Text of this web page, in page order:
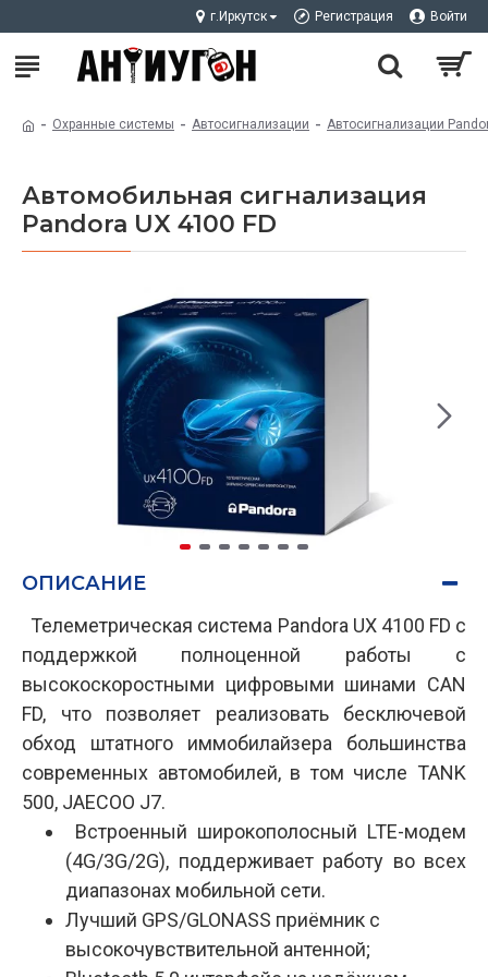
г.Иркутск Регистрация Войти
Охранные системы Автосигнализации Автосигнализации
Автомобильная сигнализация
Pandora UX 4100 FD
ОПИСАНИЕ
Телеметрическая система Pandora UX 4100 FD с
поддержкой полноценной работы с
высокоскоростными цифровыми шинами CAN
FD, что позволяет реализовать бесключевой
обход штатного иммобилайзера большинства
современных автомобилей, в том числе TANK
500, JAECOO J7.
Встроенный широкополосный LTE-модем
(4G/3G/2G), поддерживает работу во всех
диапазонах мобильной сети.
Лучший GPS/GLONASS приёмник с
высокочувствительной антенной;